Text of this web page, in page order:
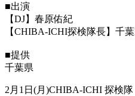
■出演
【DJ】春原佑紀
【CHIBA-ICHI探検隊長】千
■提供
千葉県
2月1日(月)CHIBA-ICHI 探検隊